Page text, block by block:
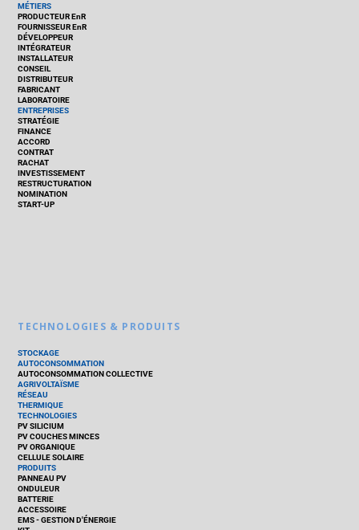
MÉTIERS
PRODUCTEUR EnR
FOURNISSEUR EnR
DÉVELOPPEUR
INTÉGRATEUR
INSTALLATEUR
CONSEIL
DISTRIBUTEUR
FABRICANT
LABORATOIRE
ENTREPRISES
STRATÉGIE
FINANCE
ACCORD
CONTRAT
RACHAT
INVESTISSEMENT
RESTRUCTURATION
NOMINATION
START-UP
TECHNOLOGIES & PRODUITS
STOCKAGE
AUTOCONSOMMATION
AUTOCONSOMMATION COLLECTIVE
AGRIVOLTAÏSME
RÉSEAU
THERMIQUE
TECHNOLOGIES
PV SILICIUM
PV COUCHES MINCES
PV ORGANIQUE
CELLULE SOLAIRE
PRODUITS
PANNEAU PV
ONDULEUR
BATTERIE
ACCESSOIRE
EMS - GESTION D'ÉNERGIE